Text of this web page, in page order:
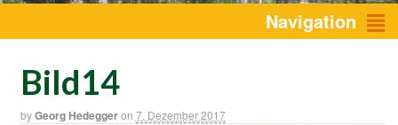
1 2 3 Navigation
Bild14
byGeorg Hedeggeron 7. Dezember 2017